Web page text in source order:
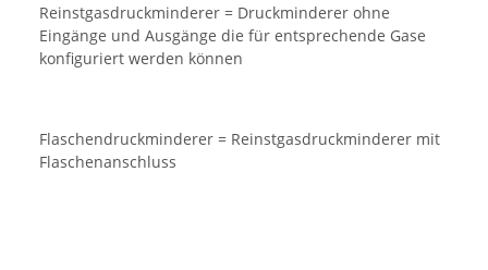
Reinstgasdruckminderer = Druckminderer ohne
Eingänge und Ausgänge die für entsprechende Gase
konfiguriert werden können
Flaschendruckminderer = Reinstgasdruckminderer mit
Flaschenanschluss